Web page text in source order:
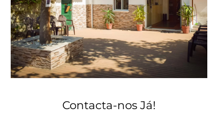
Contacta-nos Já!